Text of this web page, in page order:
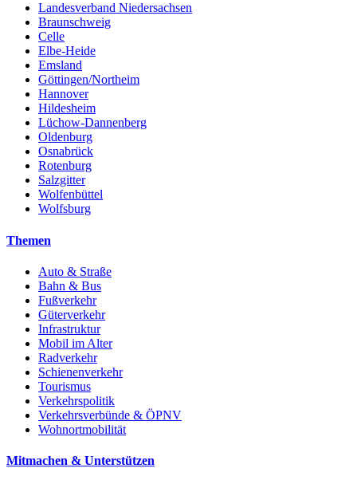
Landesverband Niedersachsen
Braunschweig
Celle
Elbe-Heide
Emsland
Göttingen/Northeim
Hannover
Hildesheim
Lüchow-Dannenberg
Oldenburg
Osnabrück
Rotenburg
Salzgitter
Wolfenbüttel
Wolfsburg
Themen
Auto & Straße
Bahn & Bus
Fußverkehr
Güterverkehr
Infrastruktur
Mobil im Alter
Radverkehr
Schienenverkehr
Tourismus
Verkehrspolitik
Verkehrsverbünde & ÖPNV
Wohnortmobilität
Mitmachen & Unterstützen